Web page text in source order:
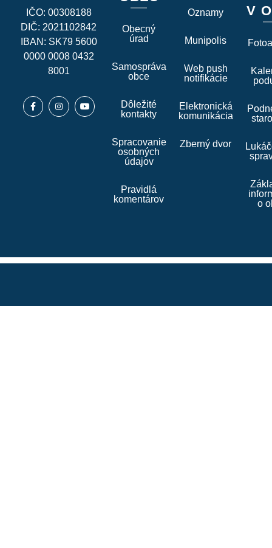
IČO: 00308188
DIČ: 2021102842
IBAN: SK79 5600
0000 0008 0432
8001
Obecný
úrad
Samospráva
obce
Dôležité
kontakty
Spracovanie
osobných
údajov
Pravidlá
komentárov
Oznamy
Munipolis
Web push
notifikácie
Elektronická
komunikácia
Zberný dvor
V
o